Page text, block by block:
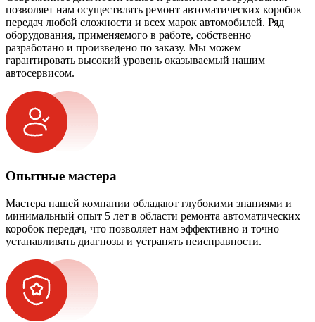
позволяет нам осуществлять ремонт автоматических коробок
передач любой сложности и всех марок автомобилей. Ряд
оборудования, применяемого в работе, собственно
разработано и произведено по заказу. Мы можем
гарантировать высокий уровень оказываемый нашим
автосервисом.
Опытные мастера
Мастера нашей компании обладают глубокими знаниями и
минимальный опыт 5 лет в области ремонта автоматических
коробок передач, что позволяет нам эффективно и точно
устанавливать диагнозы и устранять неисправности.